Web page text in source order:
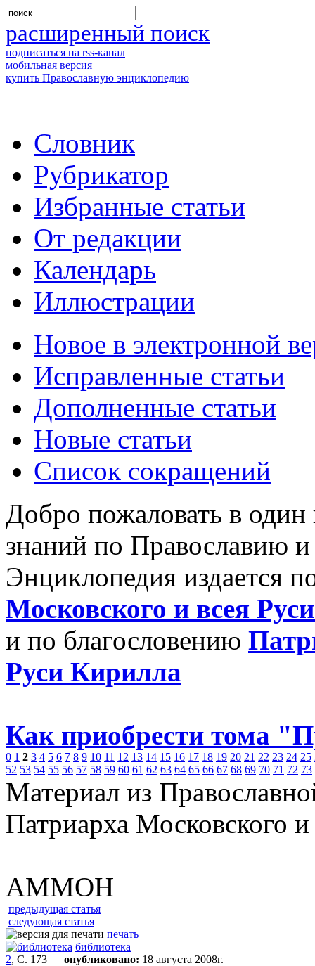
расширенный поиск
подписаться на rss-канал
мобильная версия
купить Православную энциклопедию
Словник
Рубрикатор
Избранные статьи
От редакции
Календарь
Иллюстрации
Новое в электронной
Исправленные статьи
Дополненные статьи
Новые статьи
Список сокращений
Добро пожаловать в
знаний по Православию
Энциклопедия издается
Московского и всея
и по благословению
Руси Кирилла
Как приобрести тома
0 1 2 3 4 5 6 7 8 9 10 11 12 13 14 15 16 17 18 19 20 21 22 23 24 25
52 53 54 55 56 57 58 59 60 61 62 63 64 65 66 67 68 69 70 71 72 73
Материал из
Патриарха Московского
АММОН
предыдущая статья
следующая статья
печать
библиотека
2, С. 173 опубликовано: 18 августа 2008г.